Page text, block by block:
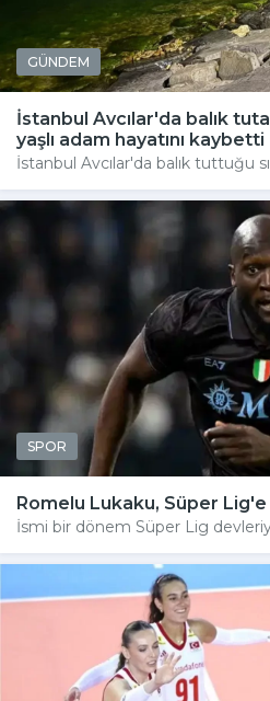
GÜNDEM
İstanbul Avcılar'da balık
yaşlı adam hayatını kaybetti
İstanbul Avcılar'da balık tuttuğu
SPOR
Romelu Lukaku, Süper Lig'e
İsmi bir dönem Süper Lig